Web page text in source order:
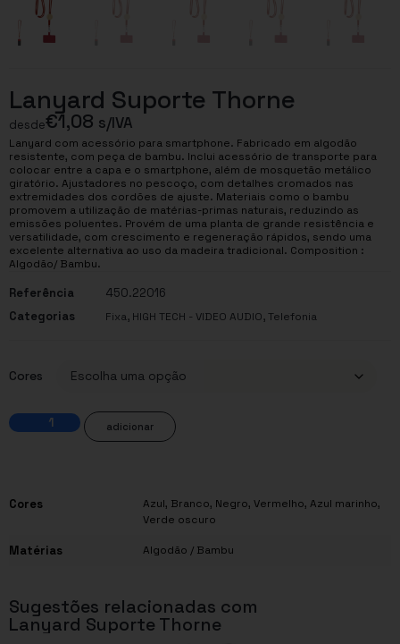
Lanyard Suporte Thorne
desde€1,08 s/IVA
Lanyard com acessório para smartphone. Fabricado em algodão
resistente, com peça de bambu. Inclui acessório de transporte para
colocar entre a capa e o smartphone, além de mosquetão metálico
giratório. Ajustadores no pescoço, com detalhes cromados nas
extremidades dos cordões de ajuste. Materiais como o bambu
promovem a utilização de matérias-primas naturais, reduzindo as
emissões poluentes. Provém de uma planta de grande resistência e
versatilidade, com crescimento e regeneração rápidos, sendo uma
excelente alternativa ao uso da madeira tradicional. Composition :
Algodão/ Bambu.
Referência
450.22016
Categorias
Fixa, HIGH TECH - VIDEO AUDIO,Telefonia
Cores
adicionar
Cores Azul, Branco, Negro, Vermelho, Azul marinho,
Verde oscuro
Matérias Algodão / Bambu
Sugestões relacionadas com
Lanyard Suporte Thorne